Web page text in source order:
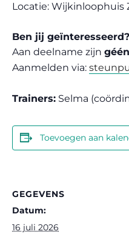
Locatie: Wijkinloophuis
Ben jij
Aan deelname zijn
Aanmelden via:
Trainers: Selma
Toevoegen aan
GEGEVENS
Datum:
16 juli 2026